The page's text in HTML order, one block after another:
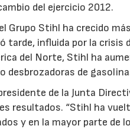
del ejercicio 2012.
Grupo Stihl ha crecido
tarde, influida por la crisis
del Norte, Stihl ha
desbrozadoras de
de la Junta
resultados. “Stihl ha
y en la mayor parte de